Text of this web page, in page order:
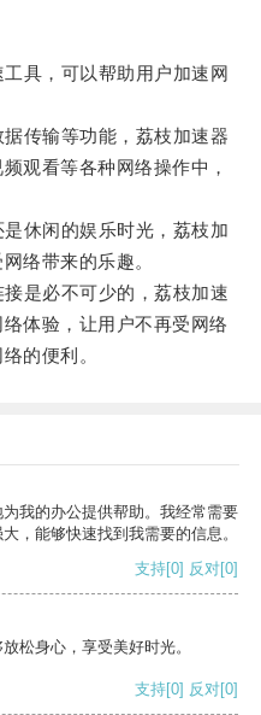
具，可以帮助用户加速网
传输等功能，荔枝加速器
观看等各种网络操作中，
休闲的娱乐时光，荔枝加
络带来的乐趣。
是必不可少的，荔枝加速
体验，让用户不再受网络
的便利。
我的办公提供帮助。我经常需要
，能够快速找到我需要的信息。
支持[0] 反对[0]
松身心，享受美好时光。
支持[0] 反对[0]